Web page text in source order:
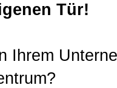
Tür!
Ihrem